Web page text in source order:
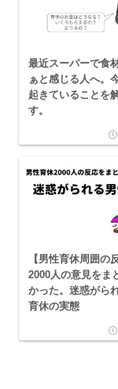
最近スーパーで食
ぁと感じる人へ。
起きていることを
す。
【男性育休周囲の
2000人の意見をま
かった。迷惑がら
育休の実態